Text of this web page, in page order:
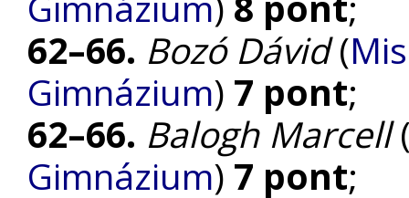
62–66. Bozó Dávid(
Gimnázium) 7 pont;
62–66. Balogh Marcell
Gimnázium) 7 pont;